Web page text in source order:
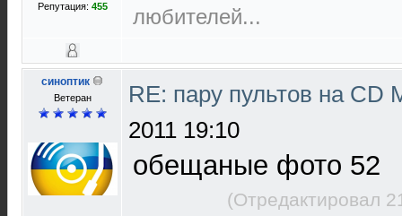
Репутация: 455
любителей...
синоптик
Ветеран
RE: пару пультов на СD
2011 19:10
обещаные фото 52
(Отредактировал